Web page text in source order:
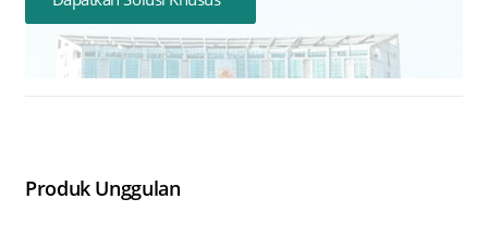
Produk Unggulan